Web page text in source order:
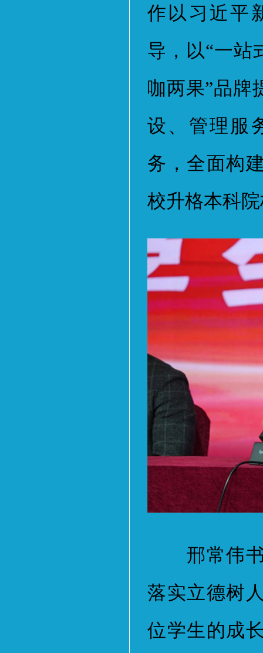
作以习近平
导，以“一站
咖两果”品牌
设、管理服
务，全面构
校升格本科
邢常伟书
落实立德树
位学生的成